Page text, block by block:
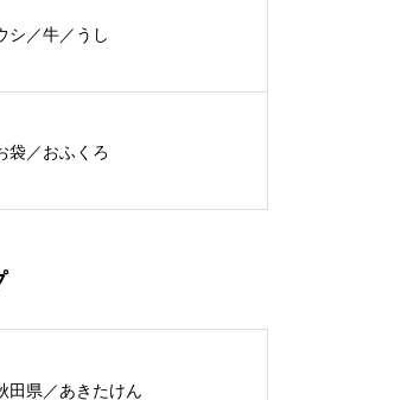
シ／牛／うし
袋／おふくろ
田県／あきたけん